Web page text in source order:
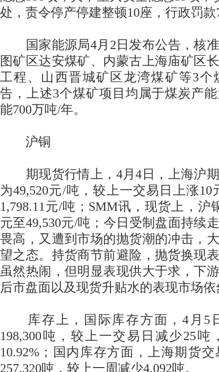
处，责令停产停建整顿10座，行政罚款
国家能源局4月2日发布公告，核准
图矿区达安煤矿、内蒙古上海庙矿区
工程、山西晋城矿区龙湾煤矿等3个
告，上述3个煤矿项目均属于煤炭产
能700万吨/年。
沪铜
期现货行情上，4月4日，上海沪期
为49,520元/吨，较上一交易日上涨
1,798.11元/吨；SMM讯，现货上，沪
元至49,530元/吨；今日受制盘面持续
畏高，又遭到市场的抛货潮的冲击，
望之态。持货商节前避险，抛货换现
虽然热闹，但明显表现供大于求，下
后市盘面以及现货升贴水的表现市场
库存上，国际库存方面，4月5
198,300吨，较上一交易日减少25
10.92%；国内库存方面，上海期货
257,320吨，较上一周减少4,092吨。